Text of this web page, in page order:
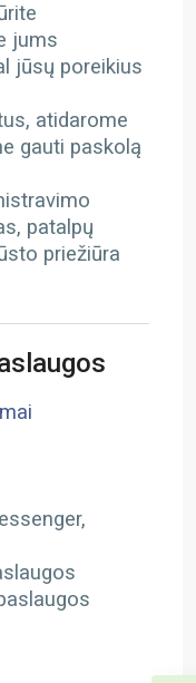
jums
jūsų poreikius
atidarome
gauti paskolą
patalpų
priežiūra